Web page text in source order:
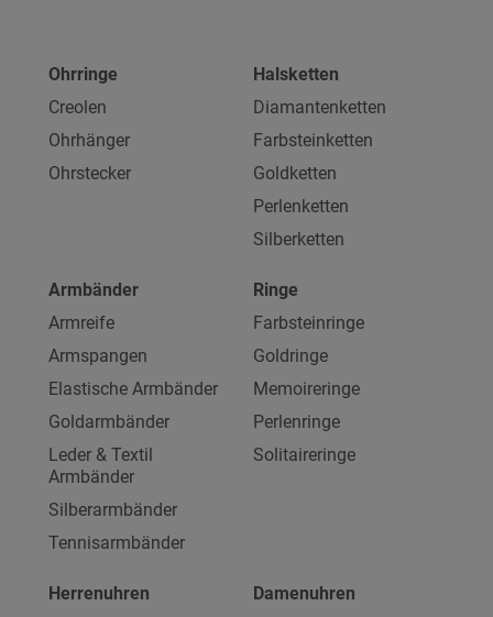
Ohrringe
Creolen
Ohrhänger
Ohrstecker
Halsketten
Diamantenketten
Farbsteinketten
Goldketten
Perlenketten
Silberketten
Armbänder
Armreife
Armspangen
Elastische Armbänder
Goldarmbänder
Leder & Textil
Armbänder
Silberarmbänder
Tennisarmbänder
Ringe
Farbsteinringe
Goldringe
Memoireringe
Perlenringe
Solitaireringe
Herrenuhren Damenuhren